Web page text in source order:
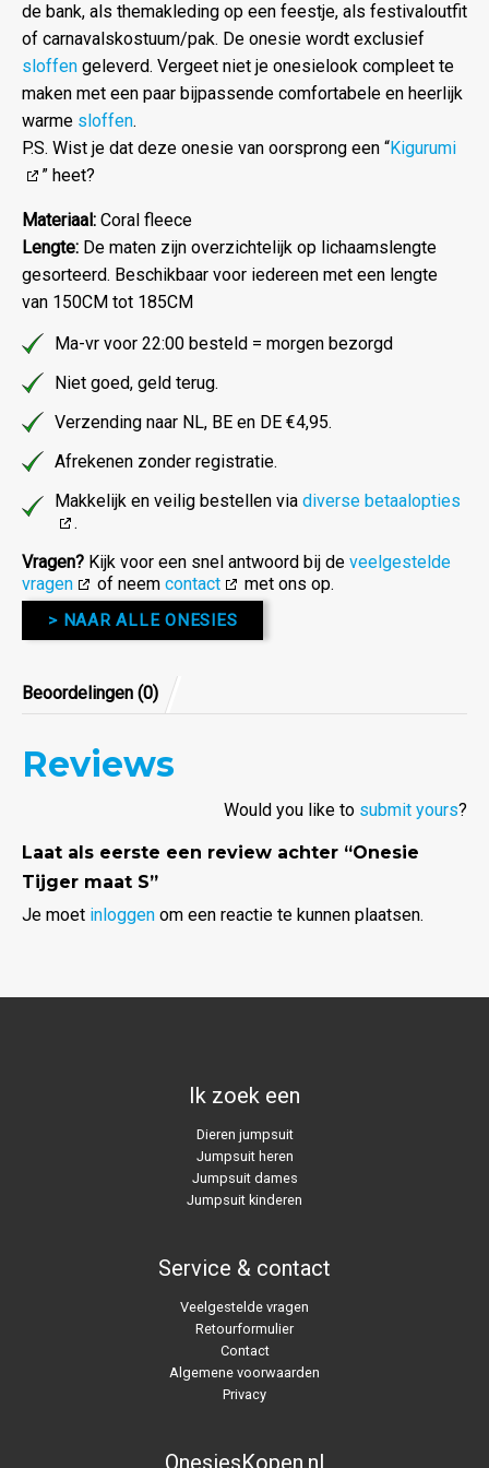
de bank, als themakleding op een feestje, als festivaloutfit
of carnavalskostuum/pak. De onesie wordt exclusief
sloffen geleverd. Vergeet niet je onesielook compleet te
maken met een paar bijpassende comfortabele en heerlijk
warme sloffen.
P.S. Wist je dat deze onesie van oorsprong een “Kigurumi
” heet?
Materiaal: Coral fleece
Lengte: De maten zijn overzichtelijk op lichaamslengte
gesorteerd. Beschikbaar voor iedereen met een lengte
van 150CM tot 185CM
Ma-vr voor 22:00 besteld = morgen bezorgd
Niet goed, geld terug.
Verzending naar NL, BE en DE €4,95.
Afrekenen zonder registratie.
Makkelijk en veilig bestellen via diverse betaalopties
.
Vragen? Kijk voor een snel antwoord bij de veelgestelde
vragen
of neem contact met ons op.
> NAAR ALLE ONESIES
Beoordelingen (0)
Reviews
Would you like to submit yours?
Laat als eerste een review achter “Onesie
Tijger maat S”
Je moet inloggen om een reactie te kunnen plaatsen.
Ik zoek een
Dieren jumpsuit
Jumpsuit heren
Jumpsuit dames
Jumpsuit kinderen
Service & contact
Veelgestelde vragen
Retourformulier
Contact
Algemene voorwaarden
Privacy
OnesiesKopen.nl